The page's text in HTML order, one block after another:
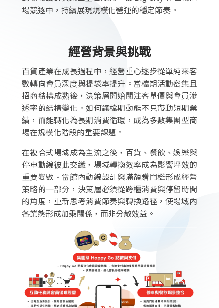
場競逐中，持續展現規模化營運的穩定節奏。
經營背景與挑戰
百貨產業在成長過程中，經營重心逐步從單純來客
數轉向會員深度與提袋率提升。當檔期活動密集且
招商結構成熟後，決策層開始關注客單價與會員滲
透率的結構變化。如何讓檔期動能不只帶動短期業
績，而能轉化為長期消費循環，成為多數集團型商
場在規模化階段的重要課題。
在複合式場域成為主流之後，百貨、餐飲、娛樂與
停車動線彼此交織，場域轉換效率成為影響坪效的
重要變數。當館內動線設計與滿額贈門檻形成經營
策略的一部分，決策層必須從跨櫃消費與停留時間
的角度，重新思考消費節奏與轉換路徑，使場域內
各業態形成加乘關係，而非分散效益。